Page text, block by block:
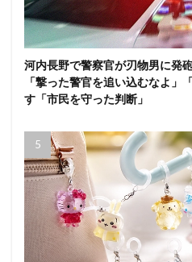
河内長野で警察官が刃物男に発
「撃った警官を追い込むなよ」
す「市民を守った判断」